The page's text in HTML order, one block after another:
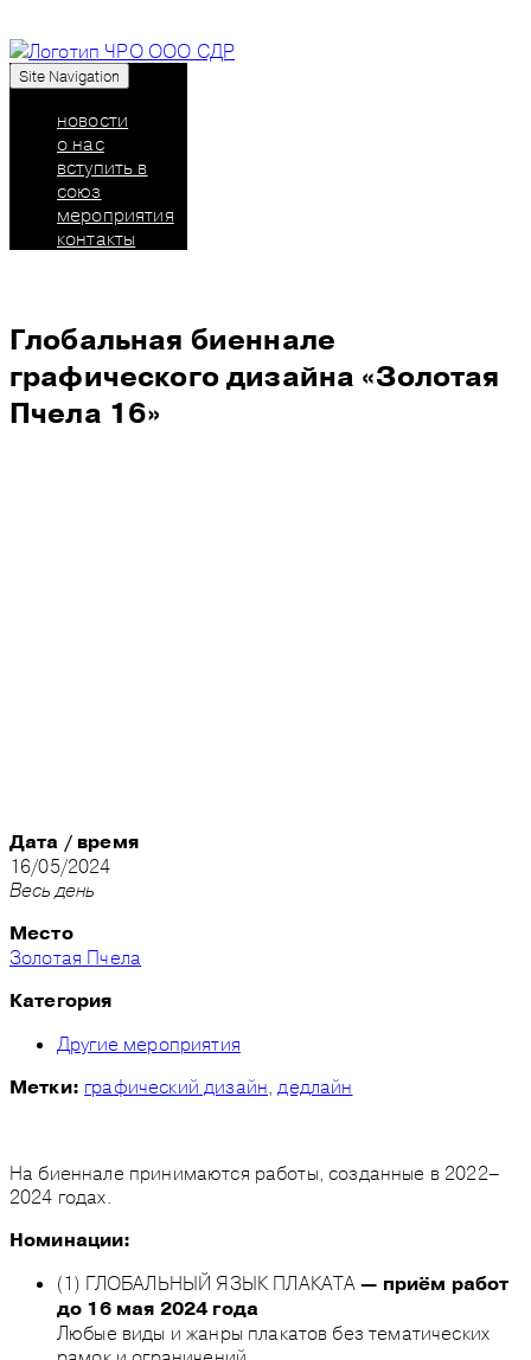
Союз дизайнеров России: челябинское
региональное отделение
Site Navigation
новости
о нас
вступить в
союз
мероприятия
контакты
Глобальная биеннале
графического дизайна «Золотая
Пчела 16»
Дата / время
16/05/2024
Весь день
Место
Золотая Пчела
Категория
Другие мероприятия
Метки: графический дизайн дедлайн
На биеннале принимаются работы, созданные в 2022–
2024 годах.
Номинации:
(1) ГЛОБАЛЬНЫЙ ЯЗЫК ПЛАКАТА— приём работ
до 16 мая 2024 года
Любые виды и жанры плакатов без тематических